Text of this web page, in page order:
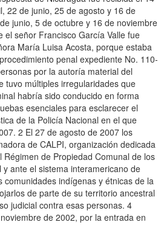
22 de junio, 25 de agosto y 16 de
junio, 5 de octubre y 16 de noviembre
el señor Francisco García Valle fue
María Luisa Acosta, porque estaba
penal expediente No. 110-
por la autoría material del
tuvo múltiples irregularidades que
habría sido conducido en forma
esenciales para esclarecer el
de la Policía Nacional en el que
2 El 27 de agosto de 2007 los
de CALPI, organización dedicada
de Propiedad Comunal de los
ante el sistema interamericano de
indígenas y étnicas de la
de parte de su territorio ancestral
judicial contra esas personas. 4
de 2002, por la entrada en